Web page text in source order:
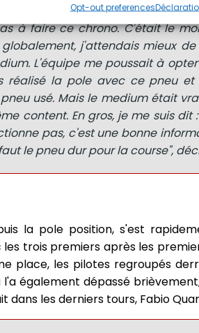
Opt-out preferences
pas à la pole position, c'est
à faire ce chrono. C'était le
j'attendais mieux
L'équipe me poussait à
réalisé la pole avec ce pneu
usé. Mais le medium était
content. En gros, je me suis
pas, c'est une bonne
le pneu dur pour la course",
la pole position, s'est
trois premiers après les
place, les pilotes regroupés
l'a également dépassé
les derniers tours, Fabio